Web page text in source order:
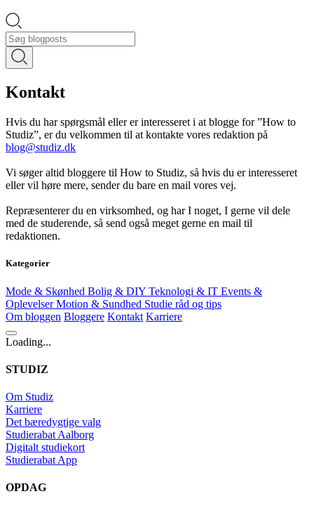
Kontakt
Hvis du har spørgsmål eller er interesseret i at blogge for ”How to
Studiz”, er du velkommen til at kontakte vores redaktion på
blog@studiz.dk
Vi søger altid bloggere til How to Studiz, så hvis du er interesseret
eller vil høre mere, sender du bare en mail vores vej.
Repræsenterer du en virksomhed, og har I noget, I gerne vil dele
med de studerende, så send også meget gerne en mail til
redaktionen.
Kategorier
Mode & Skønhed Bolig & DIY Teknologi & IT Events &
OplevelserMotion & Sundhed Studie råd og tips
Om bloggen Bloggere Kontakt Karriere
Loading...
STUDIZ
Om Studiz
Karriere
Det bæredygtige valg
Studierabat Aalborg
Digitalt studiekort
Studierabat App
OPDAG